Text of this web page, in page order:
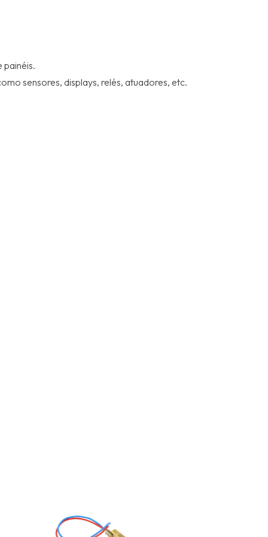
painéis.
sensores, displays, relés, atuadores, etc.